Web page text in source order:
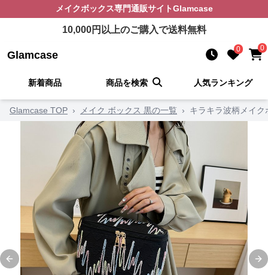
メイクボックス専門通販サイトGlamcase
10,000円以上のご購入で送料無料
Glamcase 0 0
新着商品 商品を検索 人気ランキング
Glamcase TOP › メイク ボックス 黒の一覧 › キラキラ波柄メイク
Previous slide